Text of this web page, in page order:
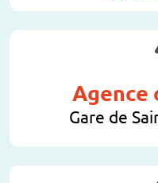
Agence
Gare de